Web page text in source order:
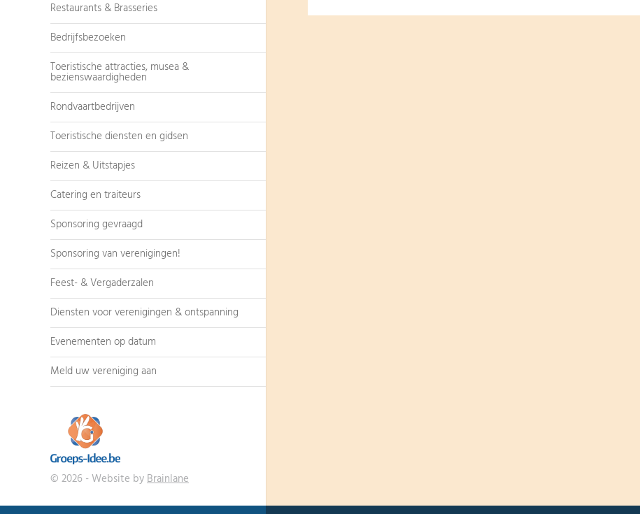
Restaurants & Brasseries
Bedrijfsbezoeken
Toeristische attracties, musea &
bezienswaardigheden
Rondvaartbedrijven
Toeristische diensten en gidsen
Reizen & Uitstapjes
Catering en traiteurs
Sponsoring gevraagd
Sponsoring van verenigingen!
Feest- & Vergaderzalen
Diensten voor verenigingen & ontspanning
Evenementen op datum
Meld uw vereniging aan
© 2026 - Website byBrainlane